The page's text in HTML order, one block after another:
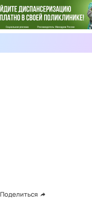
Поделиться